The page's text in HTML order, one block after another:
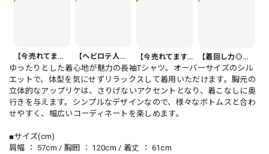
【今売れてます】ボタンフロント バルーンシルエット ハーフ丈 パンツ 1color PT0407 【ヘビロテ人気】カジュアルクロップドパンツ PT0341 【今売れてます】ボタンフロント オーバーサイズ 半袖 シャツワンピース 1color ON1035 【着回し力◎セット】フリル 半袖 クロップド シャツカラー ブラウス＆ワイドレッグパンツ（上下個別） 1color ST0219
ゆったりとした着心地が魅力の長袖Tシャツ。オーバーサイズのシル
エットで、体型を気にせずリラックスして着用いただけます。胸元の
立体的なアップリケは、さりげないアクセントとなり、着こなしに奥
行きを与えます。シンプルなデザインなので、様々なボトムスと合わ
せやすく、幅広いコーディネートを楽しめます。
■サイズ(cm)
肩幅 ： 57cm / 胸囲 ： 120cm / 着丈 ： 61cm